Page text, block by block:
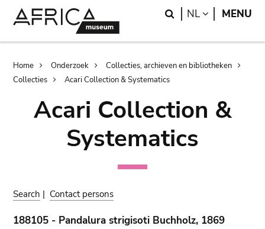
Search
NL LANGUAGE
MENU
Breadcrumb
Home Onderzoek
Collecties, archieven en bibliotheken
Collecties
Acari Collection & Systematics
Acari Collection &
Systematics
Search | Contact persons
188105 - Pandalura strigisoti Buchholz, 1869